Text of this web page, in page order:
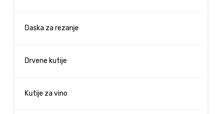
Daska za rezanje
Drvene kutije
Kutije za vino